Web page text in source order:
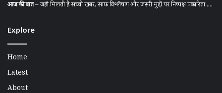
आज की बात– जहाँ मिलती है सच्ची खबर, साफ़ विश्लेषण और ज़रूरी मुद्दों पर निष्पक्ष पत्रकारिता ....
Explore
Home
Latest
About